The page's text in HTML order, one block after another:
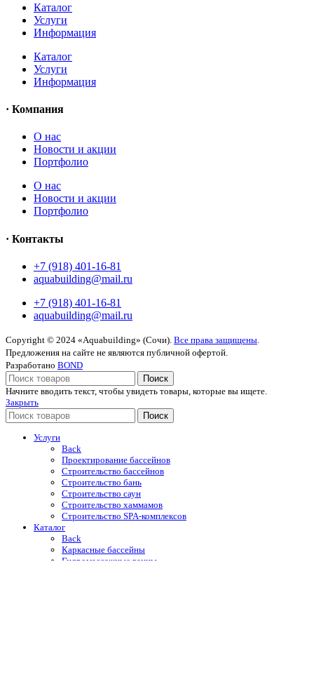
Каталог
Услуги
Информация
Каталог
Услуги
Информация
· Компания
O нас
Новости и акции
Портфолио
O нас
Новости и акции
Портфолио
· Контакты
+7 (918) 401-16-81
aquabuilding@mail.ru
+7 (918) 401-16-81
aquabuilding@mail.ru
Copyright © 2024 «Aquabuilding» (Сочи). Все права защищены
Предложения на сайте не являются публичной офертой.
Разработано BOND
Поиск
Начните вводить текст, чтобы увидеть товары, которые вы ищете.
Закрыть
Поиск
Услуги
Back
Проектирование бассейнов
Строительство бассейнов
Строительство бань
Строительство саун
Строительство хаммамов
Строительство SPA-комплексов
Каталог
Back
Каркасные бассейны
Гидромассажные ванны